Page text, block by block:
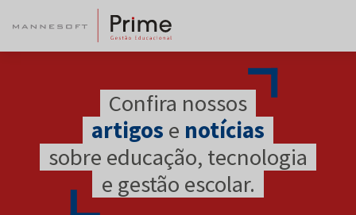
Confira nossos
artigos e notícias
sobre educação, tecnologia
e gestão escolar.